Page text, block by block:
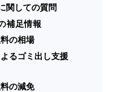
関しての質問
補足情報
の相場
るゴミ出し支援
の減免